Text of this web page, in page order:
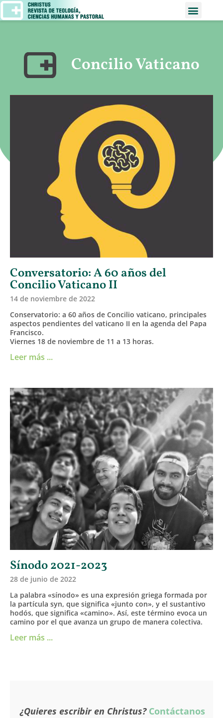
Concilio Vaticano
Conversatorio: A 60 años del
Concilio Vaticano II
14 de noviembre de 2022
Conservatorio: a 60 años de Concilio vaticano, principales
aspectos pendientes del vaticano II en la agenda del Papa
Francisco.
Viernes 18 de noviembre de 11 a 13 horas.
Leer más ...
Sínodo 2021-2023
28 de junio de 2022
La palabra «sínodo» es una expresión griega formada por
la partícula syn, que significa «junto con», y el sustantivo
hodós, que significa «camino». Así, este término evoca un
camino por el que avanza un grupo de manera colectiva.
Leer más ...
¿Quieres escribir en Christus? Contáctanos